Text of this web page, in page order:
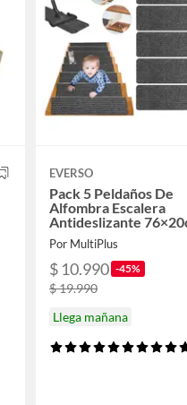
EVERSO
Pack 5 Peldaños De
Alfombra Escalera
Antideslizante
Por MultiPlus
$ 10.990 -45%
$ 19.990
Llega mañana